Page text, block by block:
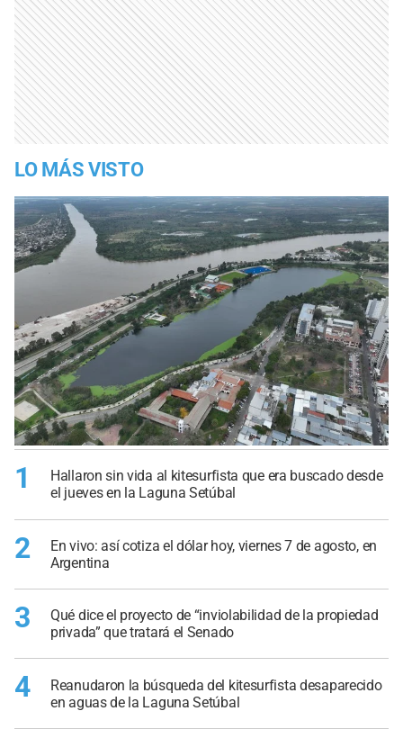
LO MÁS VISTO
1
Hallaron sin vida al kitesurfista que era buscado desde
el jueves en la Laguna Setúbal
2
En vivo: así cotiza el dólar hoy, viernes 7 de agosto, en
Argentina
3
Qué dice el proyecto de “inviolabilidad de la propiedad
privada” que tratará el Senado
4
Reanudaron la búsqueda del kitesurfista desaparecido
en aguas de la Laguna Setúbal